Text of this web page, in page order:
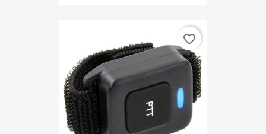
favorite_border